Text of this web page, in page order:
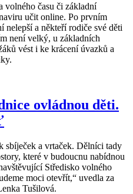
volného času či základní
učit online. Po prvním
nelepší a někteří rodiče své děti
není velký, u základních
vést i ke krácení úvazků a
ovládnou děti.
sbíječek a vrtaček. Dělníci tady
které v budoucnu nabídnou
Středisko volného
moci otevřít,“ uvedla za
Tušilová.